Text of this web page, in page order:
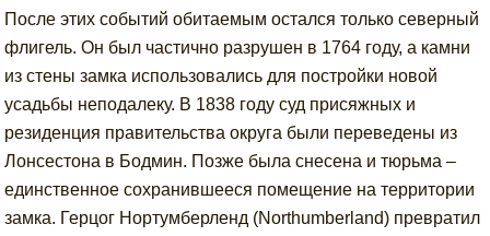
После этих событий обитаемым остался только северный
флигель. Он был частично разрушен в 1764 году, а камни
из стены замка использовались для постройки новой
усадьбы неподалеку. В 1838 году суд присяжных и
резиденция правительства округа были переведены из
Лонсестона в Бодмин. Позже была снесена и тюрьма –
единственное сохранившееся помещение на территории
замка. Герцог Нортумберленд (Northumberland) превратил